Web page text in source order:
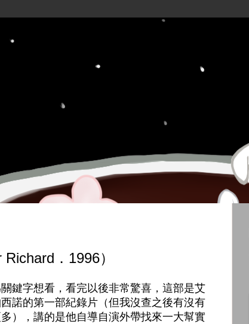
．1996）
關鍵字想看，看完以後非常驚喜，這部是艾
諾的第一部紀錄片（但我沒查之後有沒有
），講的是他自導自演外帶找來一大幫實